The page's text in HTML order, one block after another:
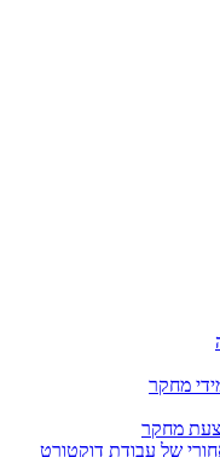
מחקר
מחקר
של עבודת דוקטורט